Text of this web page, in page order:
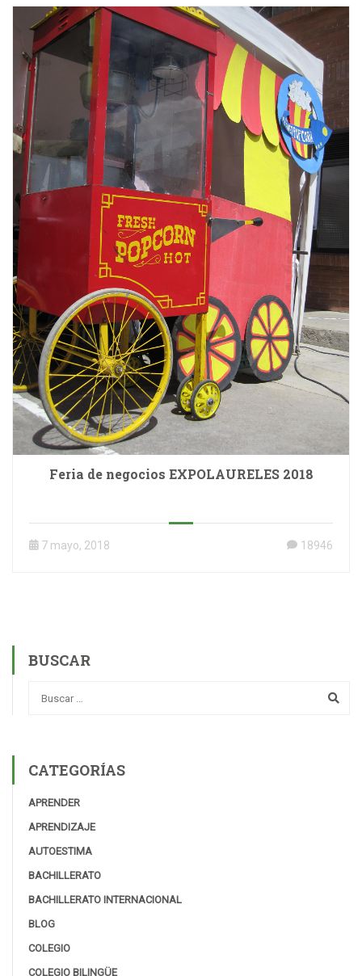
Feria de negocios EXPOLAURELES 2018
7 mayo, 2018 18946
BUSCAR
CATEGORÍAS
APRENDER
APRENDIZAJE
AUTOESTIMA
BACHILLERATO
BACHILLERATO INTERNACIONAL
BLOG
COLEGIO
COLEGIO BILINGÜE